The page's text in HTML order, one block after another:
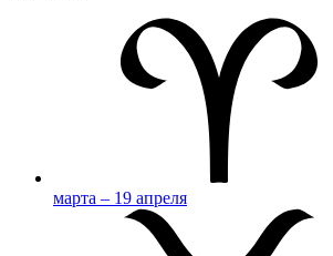
марта – 19 апреля